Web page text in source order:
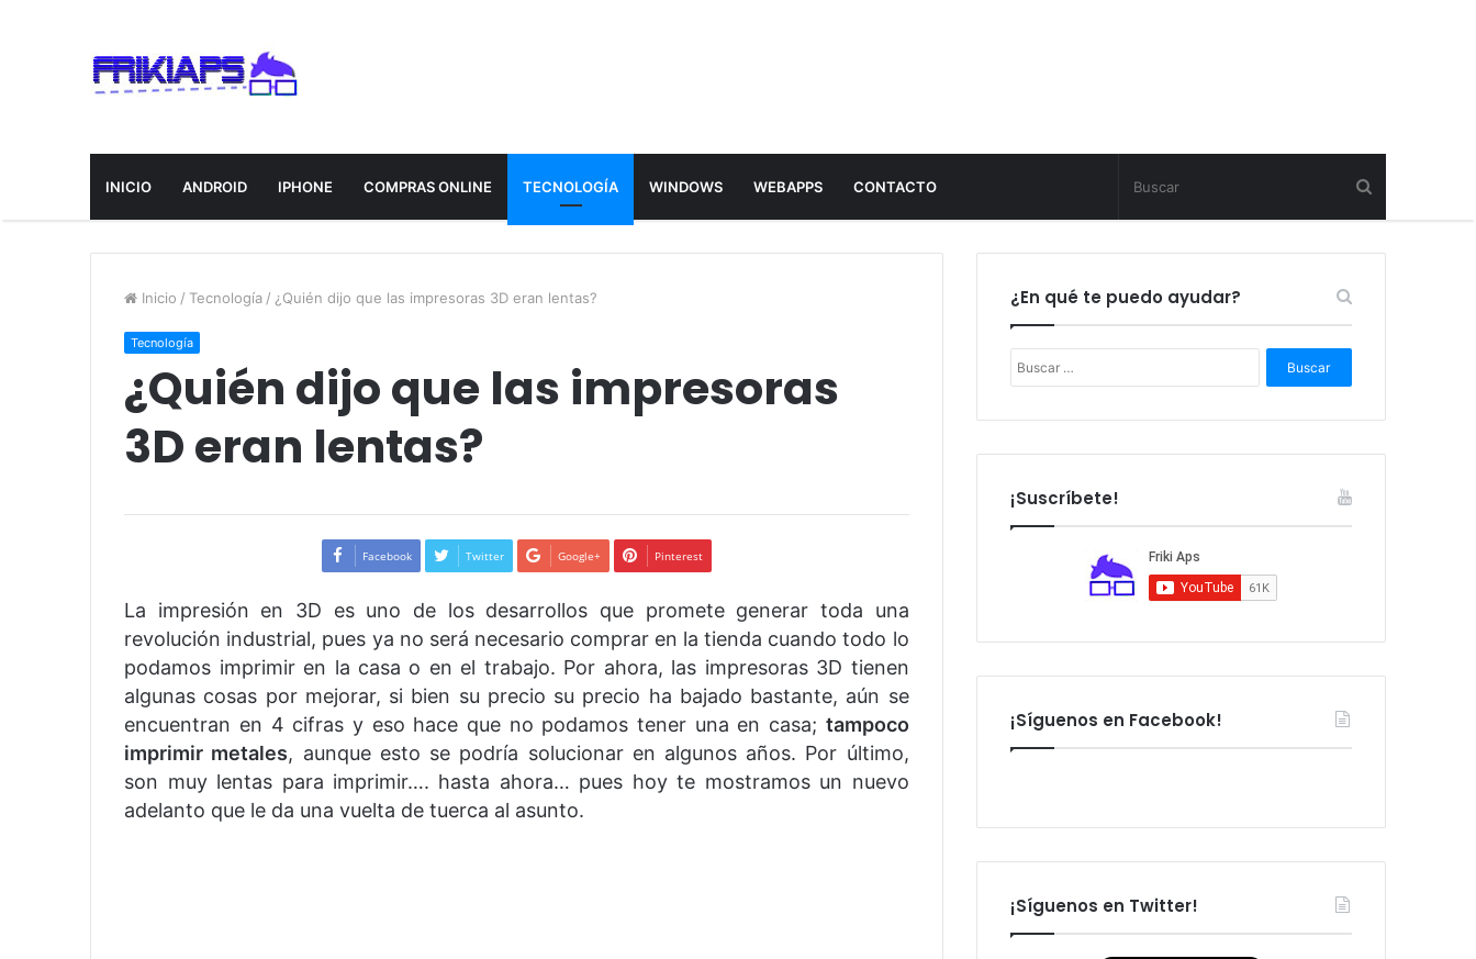
INICIO ANDROID IPHONE COMPRAS ONLINE TECNOLOGÍA WINDOWS WEBAPPS CONTACTO
Inicio / Tecnología / ¿Quién dijo que las impresoras 3D eran lentas?
Tecnología
¿Quién dijo que las impresoras
3D eran lentas?
Facebook Twitter Google+ Pinterest
La impresión en 3D es uno de los desarrollos que promete generar toda una
revolución industrial, pues ya no será necesario comprar en la tienda cuando todo lo
podamos imprimir en la casa o en el trabajo. Por ahora, las impresoras 3D tienen
algunas cosas por mejorar, si bien su precio su precio ha bajado bastante, aún se
encuentran en 4 cifras y eso hace que no podamos tener una en casa; tampoco
imprimir metales, aunque esto se podría solucionar en algunos años. Por último,
son muy lentas para imprimir…. hasta ahora… pues hoy te mostramos un nuevo
adelanto que le da una vuelta de tuerca al asunto.
¿En qué te puedo ayudar?
u
a
¡Suscríbete!
¡Síguenos en Facebook!
¡Síguenos en Twitter!